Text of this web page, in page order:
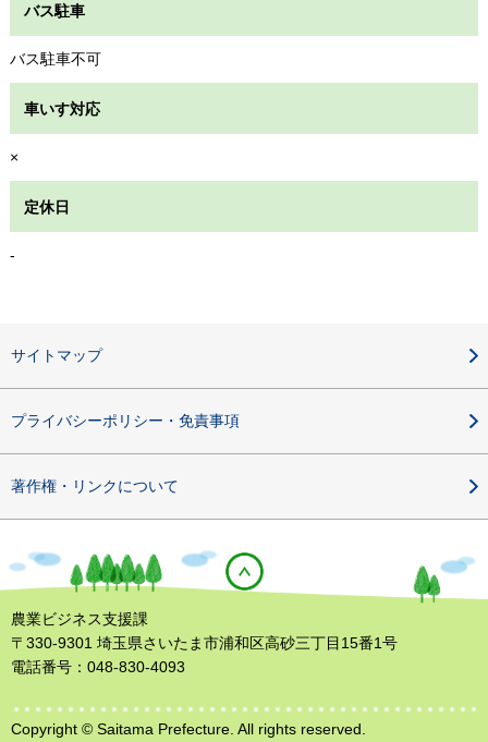
バス駐車
バス駐車不可
車いす対応
×
定休日
-
サイトマップ
プライバシーポリシー・免責事項
著作権・リンクについて
農業ビジネス支援課
〒330-9301 埼玉県さいたま市浦和区高砂三丁目15番1号
電話番号：048-830-4093
Copyright © Saitama Prefecture. All rights reserved.